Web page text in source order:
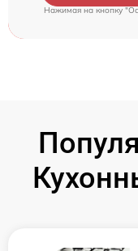
Нажимая на кнопку